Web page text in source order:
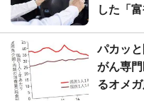
した「
パカッ
がん専
るオメ